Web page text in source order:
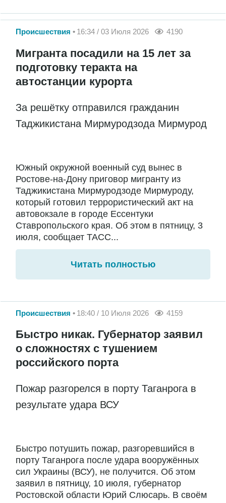
Происшествия 16:34 / 03 Июля 2026 4190
Мигранта посадили на 15 лет за
подготовку теракта на
автостанции курорта
За решётку отправился гражданин
Таджикистана Мирмуродзода Мирмурод
Южный окружной военный суд вынес в
Ростове-на-Дону приговор мигранту из
Таджикистана Мирмуродзоде Мирмуроду,
который готовил террористический акт на
автовокзале в городе Ессентуки
Ставропольского края. Об этом в пятницу, 3
июля, сообщает ТАСС...
Читать полностью
Происшествия 18:40 / 10 Июля 2026 4159
Быстро никак. Губернатор заявил
о сложностях с тушением
российского порта
Пожар разгорелся в порту Таганрога в
результате удара ВСУ
Быстро потушить пожар, разгоревшийся в
порту Таганрога после удара вооружённых
сил Украины (ВСУ), не получится. Об этом
заявил в пятницу, 10 июля, губернатор
Ростовской области Юрий Слюсарь. В своём